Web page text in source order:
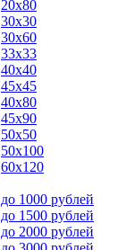
20x80
30x30
30x60
33x33
40x40
45x45
40x80
45x90
50x50
50x100
60x120
до 1000 рублей
до 1500 рублей
до 2000 рублей